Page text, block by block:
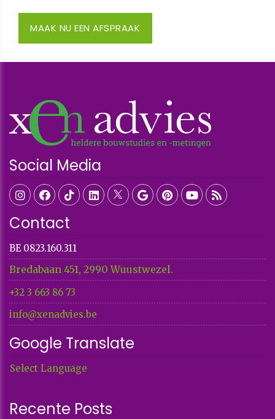
MAAK NU EEN AFSPRAAK
Social Media
Contact
BE 0823.160.311
Bredabaan 451, 2990 Wuustwezel.
+32 3 663 86 73​​​​​​​
info@xenadvies.be
Google Translate
Select Language
Recente Posts